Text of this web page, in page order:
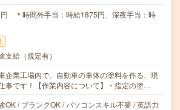
＊時間外手当：時給1875円、深夜手当：時
支給（規定有）
企業工場内で、自動車の車体の塗料を作る、現
事です！【作業内容について】・指定の塗…
OK / ブランクOK / パソコンスキル不要 / 英語力